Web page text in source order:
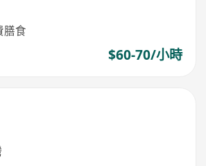
膳食
$60-70/小時